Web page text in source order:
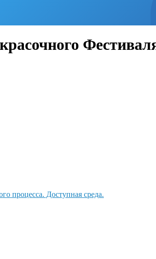
процесса. Доступная среда.